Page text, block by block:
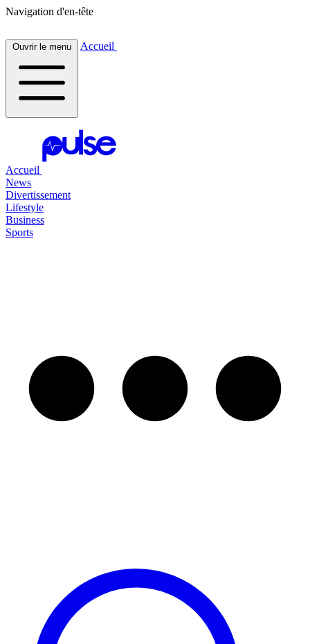
Navigation d'en-tête
Ouvrir le menu Accueil
Accueil
News
Divertissement
Lifestyle
Business
Sports